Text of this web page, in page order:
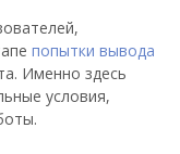
попытки вывода
Именно здесь
условия,